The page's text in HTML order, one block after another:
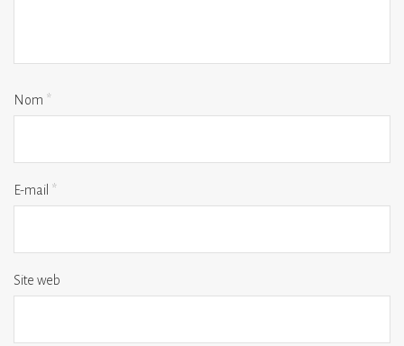
Nom *
E-mail *
Site web